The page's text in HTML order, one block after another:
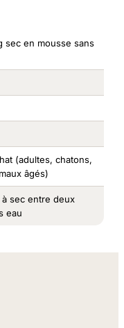
sec en mousse sans
(adultes, chatons,
âgés)
à sec entre deux
eau